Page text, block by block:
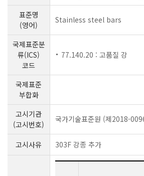
표준명
(영어)
Stainless steel bars
국제표준분
류(ICS)
코드
77.140.20 : 고품질 강
국제표준
부합화
고시기관
(고시번호)
국가기술표준원 (제2018-
고시사유 303F 강종 추가